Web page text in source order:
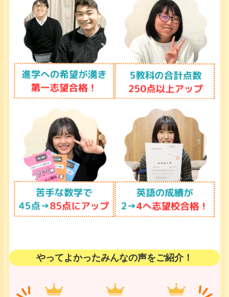
やってよかったみんなの声をご紹介！